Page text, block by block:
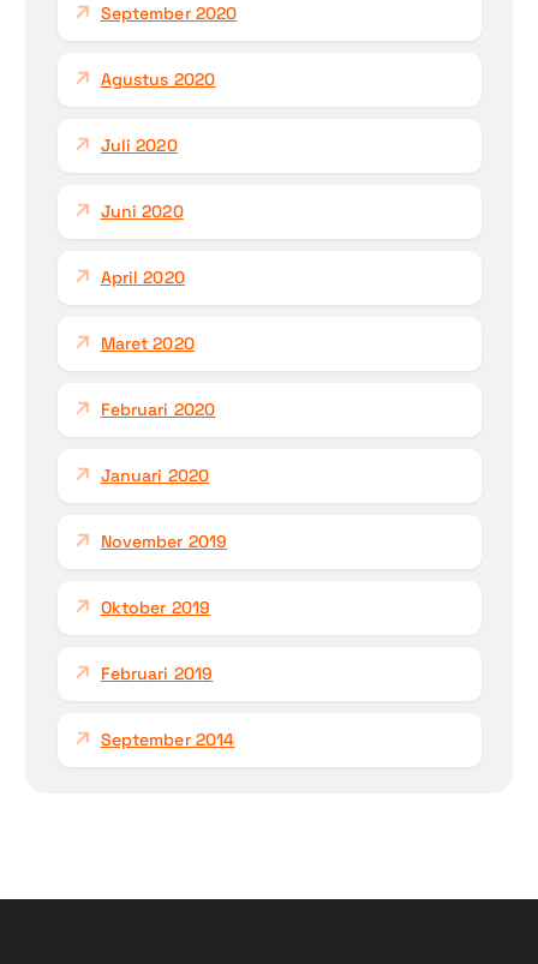
September 2020
Agustus 2020
Juli 2020
Juni 2020
April 2020
Maret 2020
Februari 2020
Januari 2020
November 2019
Oktober 2019
Februari 2019
September 2014